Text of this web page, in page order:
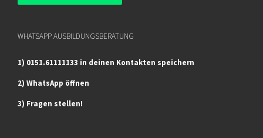
WHATSAPP AUSBILDUNGSBERATUNG
1) 0151.61111133 in deinen Kontakten speichern
2) WhatsApp öffnen
3) Fragen stellen!